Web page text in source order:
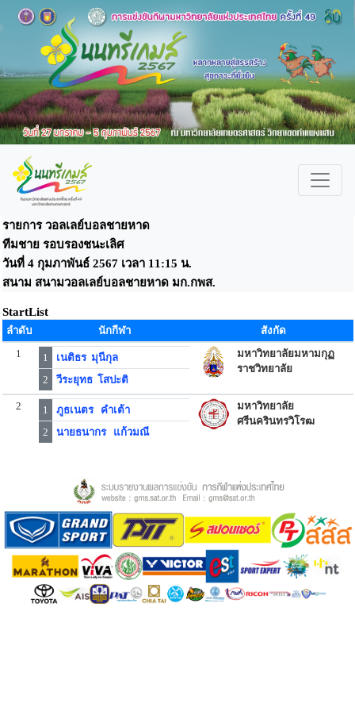
รายการ วอลเลย์บอลชายหาด
ทีมชาย รอบรองชนะเลิศ
วันที่ 4 กุมภาพันธ์ 2567 เวลา 11:15 น.
สนาม สนามวอลเลย์บอลชายหาด มก.กพส.
StartList
ลำดับ นักกีฬา
สังกัด
1
1
เนติธร มุนีกุล
2
วีระยุทธ โสปะติ
มหาวิทยาลัยมหามกุฏ
ราชวิทยาลัย
2 1
ภูธเนตร คำเต้า
2
นายธนากร แก้วมณี
มหาวิทยาลัย
ศรีนครินทรวิโรฒ